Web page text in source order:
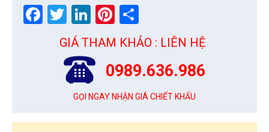
Facebook
Twitter
LinkedIn
Pinterest
GIÁ THAM KHẢO : LIÊN HỆ
0989.636.986
GỌI NGAY NHẬN GIÁ CHIẾT KHẤU